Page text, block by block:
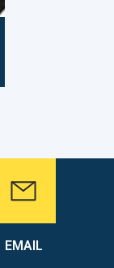
EMAIL